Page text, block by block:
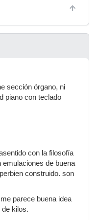
sección órgano, ni
piano con teclado
con la filosofía
de buena
construido. son
parece buena idea
kilos.